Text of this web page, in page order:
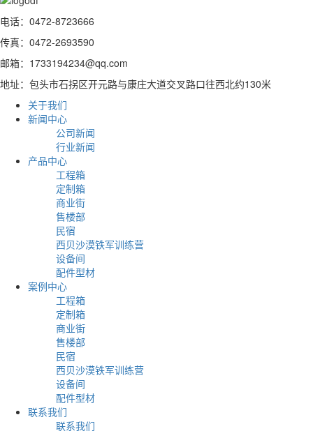
电话：0472-8723666
传真：0472-2693590
邮箱：1733194234@qq.com
地址：包头市石拐区开元路与康庄大道交叉路口往西北约130米
关于我们
新闻中心
公司新闻
行业新闻
产品中心
工程箱
定制箱
商业街
售楼部
民宿
西贝沙漠铁军训练营
设备间
配件型材
案例中心
工程箱
定制箱
商业街
售楼部
民宿
西贝沙漠铁军训练营
设备间
配件型材
联系我们
联系我们